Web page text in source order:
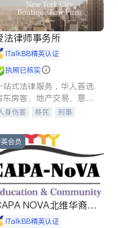
法律师事务所
iTalkBB精英认证
执照已核实
站式法律服务，华人首选.
东房客、地产交易、意外
伤害、车祸重伤、商业诉
筑合同、刑事案件全包办
身伤害 移民
刑事
信托/遗嘱
商业
索赔
律师-其它 保释
会员
NOVA北维华裔家
会
iTalkBB精英认证